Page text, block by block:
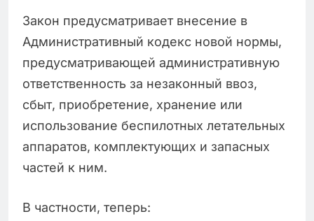
Закон предусматривает внесение в
Административный кодекс новой нормы,
предусматривающей административную
ответственность за незаконный ввоз,
сбыт, приобретение, хранение или
использование беспилотных летательных
аппаратов, комплектующих и запасных
частей к ним.
В частности, теперь: